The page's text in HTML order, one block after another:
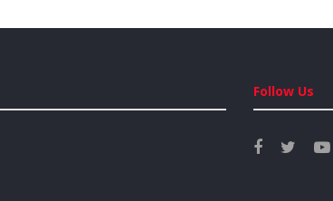
Follow Us